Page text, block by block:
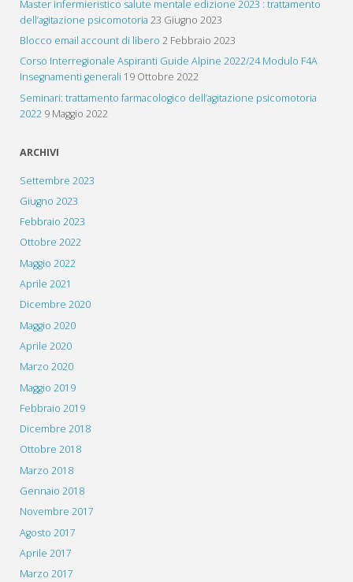
Master infermieristico salute mentale edizione 2023 : trattamento
dell’agitazione psicomotoria 23 Giugno 2023
Blocco email account di libero 2 Febbraio 2023
Corso Interregionale Aspiranti Guide Alpine 2022/24 Modulo F4A
Insegnamenti generali 19 Ottobre 2022
Seminari: trattamento farmacologico dell’agitazione psicomotoria
2022 9 Maggio 2022
ARCHIVI
Settembre 2023
Giugno 2023
Febbraio 2023
Ottobre 2022
Maggio 2022
Aprile 2021
Dicembre 2020
Maggio 2020
Aprile 2020
Marzo 2020
Maggio 2019
Febbraio 2019
Dicembre 2018
Ottobre 2018
Marzo 2018
Gennaio 2018
Novembre 2017
Agosto 2017
Aprile 2017
Marzo 2017